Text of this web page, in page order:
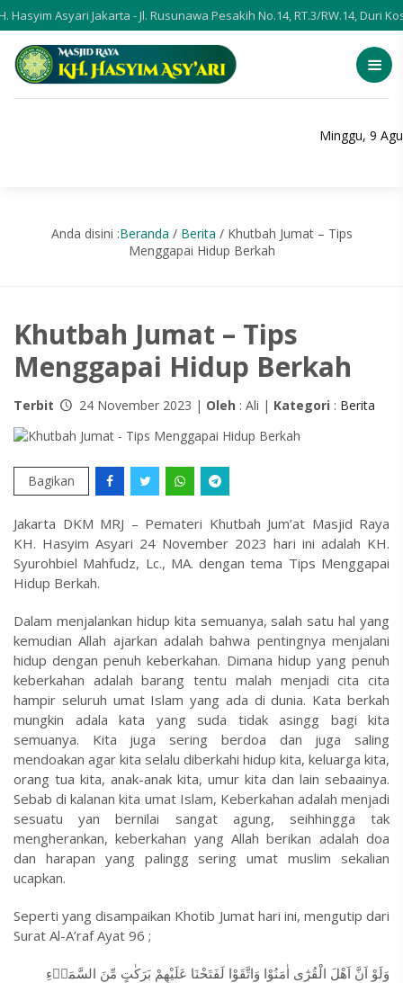
Asyari Jakarta - Jl. Rusunawa Pesakih No.14, RT.3/RW.14, Duri
Minggu, 9
Anda disini :Beranda / Berita / Khutbah Jumat – Tips
Menggapai Hidup Berkah
Khutbah Jumat – Tips
Menggapai Hidup Berkah
Terbit 24 November 2023 | Oleh : Ali | Kategori : Berita
Bagikan
Jakarta DKM MRJ – Pemateri Khutbah Jum’at Masjid Raya
KH. Hasyim Asyari 24 November 2023 hari ini adalah KH.
Syurohbiel Mahfudz, Lc., MA. dengan tema Tips Menggapai
Hidup Berkah.
Dalam menjalankan hidup kita semuanya, salah satu hal yang
kemudian Allah ajarkan adalah bahwa pentingnya menjalani
hidup dengan penuh keberkahan. Dimana hidup yang penuh
keberkahan adalah barang tentu malah menjadi cita cita
hampir seluruh umat Islam yang ada di dunia. Kata berkah
mungkin adala kata yang suda tidak asingg bagi kita
semuanya. Kita juga sering berdoa dan juga saling
mendoakan agar kita selalu diberkahi hidup kita, keluarga kita,
orang tua kita, anak-anak kita, umur kita dan lain sebaainya.
Sebab di kalanan kita umat Islam, Keberkahan adalah menjadi
sesuatu yan bernilai sangat agung, seihhingga tak
mengherankan, keberkahan yang Allah berikan adalah doa
dan harapan yang palingg sering umat muslim sekalian
ucapkan.
Seperti yang disampaikan Khotib Jumat hari ini, mengutip dari
Surat Al-A’raf Ayat 96 ;
وَلَوْ اَنَّ اَهْلَ الْقُرٰٓى اٰمَنُوْا وَاتَّقَوْا لَفَتَحْنَا عَلَيْهِمْ بَرَكٰتٍ مِّنَ السَّمَاۤءِ